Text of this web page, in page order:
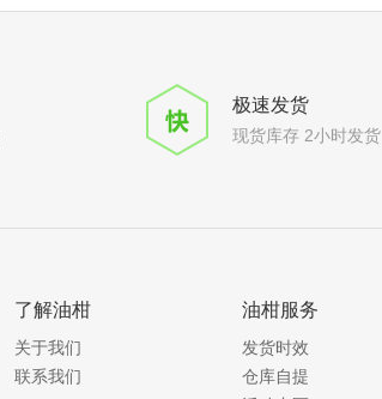
极速发货
现货库存 2小时发货
了解油柑
关于我们
联系我们
油柑服务
发货时效
仓库自提